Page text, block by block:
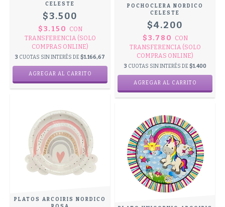
CELESTE
$3.500
$3.150
CON
TRANSFERENCIA (SOLO
COMPRAS ONLINE)
3 CUOTAS SIN INTERÉS DE $1.166,67
POCHOCLERA NORDICO
CELESTE
$4.200
$3.780
CON
TRANSFERENCIA (SOLO
COMPRAS ONLINE)
3 CUOTAS SIN INTERÉS DE $1.400
PLATOS ARCOIRIS NORDICO